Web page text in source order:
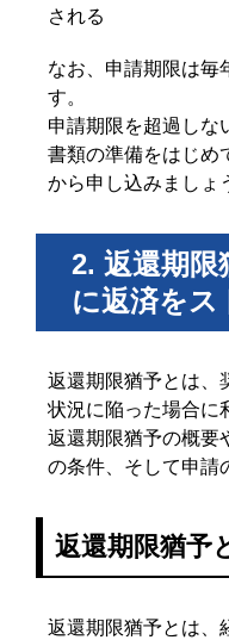
される
なお、申請期限は毎
す。
申請期限を超過しな
書類の準備をはじめ
から申し込みましょ
2. 返還期限
に返済を
返還期限猶予とは、
状況に陥った場合に
返還期限猶予の概要
の条件、そして申請
返還期限猶予
返還期限猶予とは、